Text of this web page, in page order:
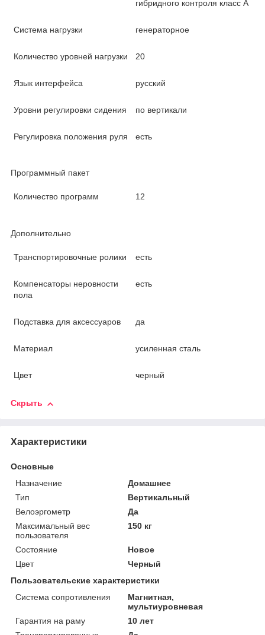
гибридного контроля класс А
Система нагрузки генераторное
Количество уровней нагрузки 20
Язык интерфейса русский
Уровни регулировки сидения по вертикали
Регулировка положения руля есть
Программный пакет
Количество программ 12
Дополнительно
Транспортировочные ролики есть
Компенсаторы неровности
пола
есть
Подставка для аксессуаров да
Материал усиленная сталь
Цвет черный
Скрыть
Характеристики
Основные
Назначение
Домашнее
Тип
Вертикальный
Велоэргометр
Да
Максимальный вес
пользователя
150 кг
Состояние
Новое
Цвет
Черный
Пользовательские характеристики
Система сопротивления
Магнитная,
мультиуровневая
Гарантия на раму
10 лет